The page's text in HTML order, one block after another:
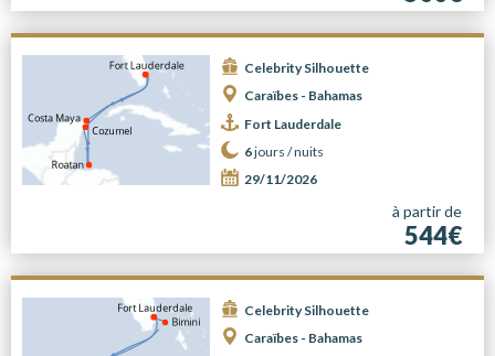
Celebrity Silhouette
Caraïbes - Bahamas
Fort Lauderdale
6jours /nuits
29/11/2026
à partir de
544€
Celebrity Silhouette
Caraïbes - Bahamas